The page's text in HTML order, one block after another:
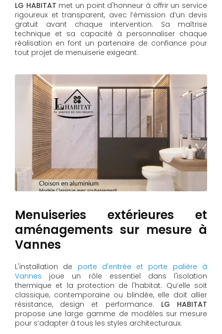
LG HABITAT met un point d'honneur à offrir un service
rigoureux et transparent, avec l’émission d’un devis
gratuit avant chaque intervention. Sa maîtrise
technique et sa capacité à personnaliser chaque
réalisation en font un partenaire de confiance pour
tout projet de menuiserie exigeant.
Menuiseries extérieures et
aménagements sur mesure à
Vannes
L'installation de porte d'entrée et porte palière à
Vannes joue un rôle essentiel dans l'isolation
thermique et la protection de l'habitat. Qu’elle soit
classique, contemporaine ou blindée, elle doit allier
résistance, design et performance. LG HABITAT
propose une large gamme de modèles sur mesure
pour s’adapter à tous les styles architecturaux.